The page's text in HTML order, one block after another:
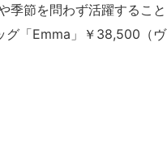
季節を問わず活躍すること
グ「Emma」￥38,500（ヴ